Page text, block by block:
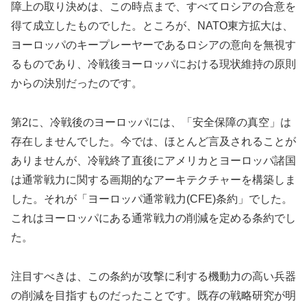
障上の取り決めは、この時点まで、すべてロシアの合意を
得て成立したものでした。ところが、NATO東方拡大は、
ヨーロッパのキープレーヤーであるロシアの意向を無視す
るものであり、冷戦後ヨーロッパにおける現状維持の原則
からの決別だったのです。
第2に、冷戦後のヨーロッパには、「安全保障の真空」は
存在しませんでした。今では、ほとんど言及されることが
ありませんが、冷戦終了直後にアメリカとヨーロッパ諸国
は通常戦力に関する画期的なアーキテクチャーを構築しま
した。それが「ヨーロッパ通常戦力(CFE)条約」でした。
これはヨーロッパにある通常戦力の削減を定める条約でし
た。
注目すべきは、この条約が攻撃に利する機動力の高い兵器
の削減を目指すものだったことです。既存の戦略研究が明